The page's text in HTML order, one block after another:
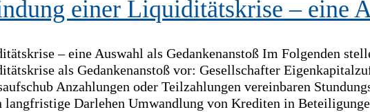
einer Liquiditätskrise – eine
– eine Auswahl als Gedankenanstoß Im Folgenden
als Gedankenanstoß vor: Gesellschafter
Anzahlungen oder Teilzahlungen vereinbaren
Darlehen Umwandlung von Krediten in